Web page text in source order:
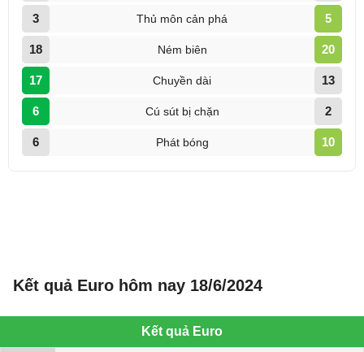
Kết quả Euro hôm nay 18/6/2024